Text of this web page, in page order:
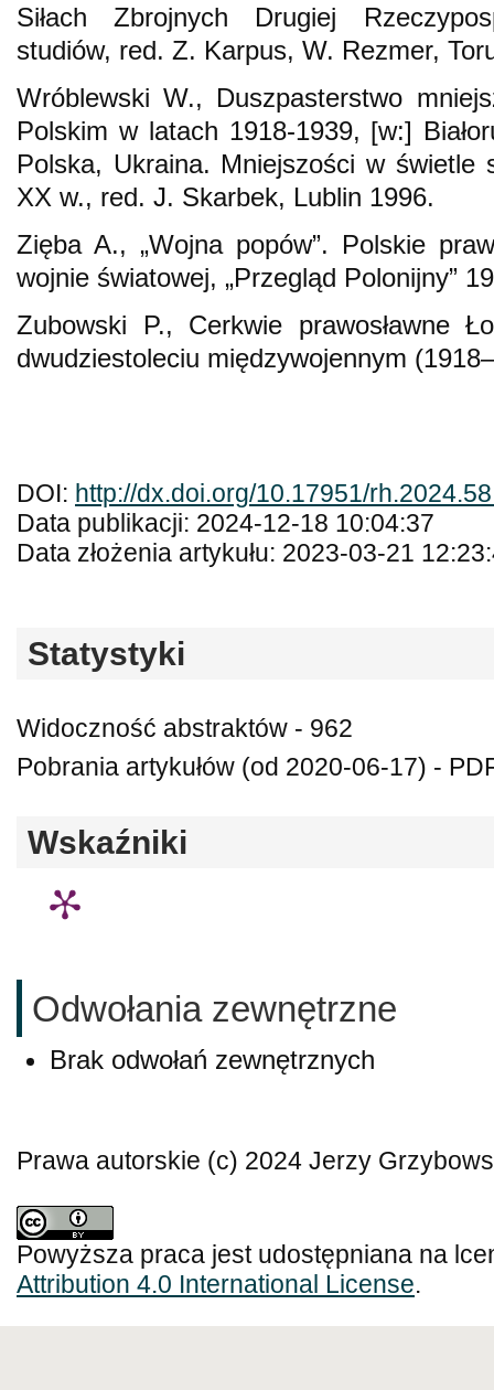
Siłach Zbrojnych Drugiej
studiów, red. Z. Karpus, W. Rezmer,
Wróblewski W., Duszpasterstwo
Polskim w latach 1918-1939, [w:]
Polska, Ukraina. Mniejszości w świetle
XX w., red. J. Skarbek, Lublin 1996.
Zięba A., „Wojna popów”. Polskie
wojnie światowej, „Przegląd Polonijny”
Zubowski P., Cerkwie prawosławne
dwudziestoleciu międzywojennym
DOI: http://dx.doi.org/10.17951/
Data publikacji: 2024-12-18 10:04:37
Data złożenia artykułu: 2023-03-21
Statystyki
Widoczność abstraktów - 962
Pobrania artykułów (od 2020-06-17) -
Wskaźniki
Odwołania zewnętrzne
Brak odwołań zewnętrznych
Prawa autorskie (c) 2024 Jerzy
Powyższa praca jest udostępniana na
Attribution 4.0 International License.